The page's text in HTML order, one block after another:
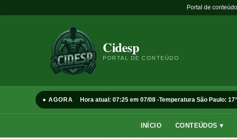
Portal de
Cidesp
PORTAL DE CONTEÚDO
● AGORA Hora atual: 07:25 em 07/08 -Temperatura São Paulo:
INÍCIO CONTEÚDOS ▾